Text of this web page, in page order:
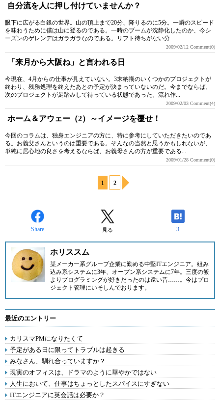
自分流を人に押し付けていませんか？
眼下に広がる白銀の世界。山の頂上まで20分、降りるのに5分。一瞬のスピード
を味わうために僕は山に登るのである。一時のブームが沈静化したのか、今シ
ーズンのゲレンデはガラガラなのである。リフト待ちがない分...
2009/02/12 Comment(0)
「来月から大阪ね」と言われる日
今現在、4月からの仕事が見えていない。3末納期のいくつかのプロジェクトが
終わり、残務処理を終えたあとの予定が決まっていないのだ。今までならば、
次のプロジェクトが足踏みして待っている状態であった。流れ作...
2009/02/03 Comment(4)
ホーム＆アウェー（2）～イメージを覆せ！
今回のコラムは、独身エンジニアの方に、特に参考にしていただきたいのであ
る。お義父さんというのは重要である。そんなの当然と思うかもしれないが、
単純に居心地の良さを考えるならば、お義母さんの方が重要である...
2009/01/28 Comment(0)
1 2
Share 見る 3
ホリススム
某メーカー系グループ企業に勤める中堅ITエンジニア。組み
込み系システムに3年、オープン系システムに7年。三度の飯
よりプログラミングが好きだったのは遠い昔……。今はプロ
ジェクト管理にいそしんでおります。
最近のエントリー
カリスマPMになりたくて
予定がある日に限ってトラブルは起きる
みなさん、馴れ合っていますか？
現実のオフィスは、ドラマのように華やかではない
人生において、仕事はちょっとしたスパイスにすぎない
ITエンジニアに英会話は必要か？